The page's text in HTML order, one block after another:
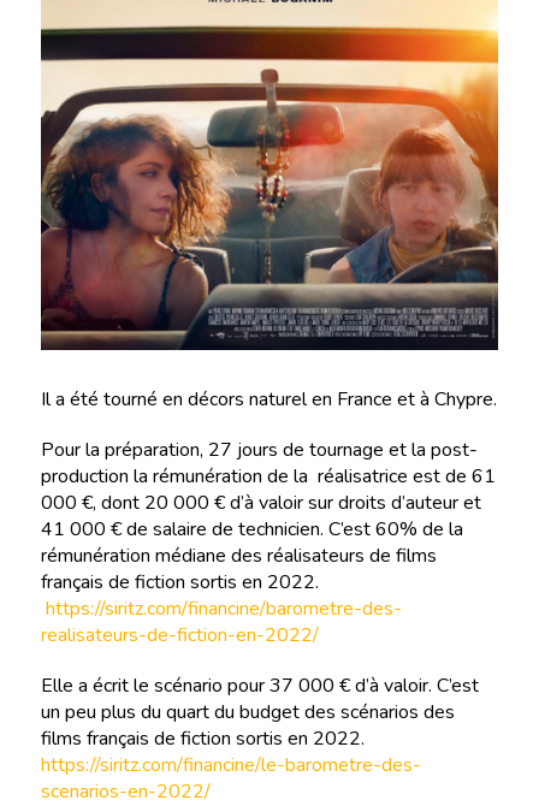
Il a été tourné en décors naturel en France et à Chypre.
Pour la préparation, 27 jours de tournage et la post-
production la rémunération de la réalisatrice est de 61
000 €, dont 20 000 € d’à valoir sur droits d’auteur et
41 000 € de salaire de technicien. C’est 60% de la
rémunération médiane des réalisateurs de films
français de fiction sortis en 2022.
https://siritz.com/financine/barometre-des-
realisateurs-de-fiction-en-2022/
Elle a écrit le scénario pour 37 000 € d’à valoir. C’est
un peu plus du quart du budget des scénarios des
films français de fiction sortis en 2022.
https://siritz.com/financine/le-barometre-des-
scenarios-en-2022/